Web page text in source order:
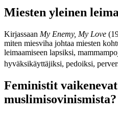
Miesten yleinen
Kirjassaan My Enemy, My Love
miten miesviha johtaa miesten
leimaamiseen lapsiksi,
hyväksikäyttäjiksi, pedoiksi,
Feministit vaikenevat
muslimisovinismista?